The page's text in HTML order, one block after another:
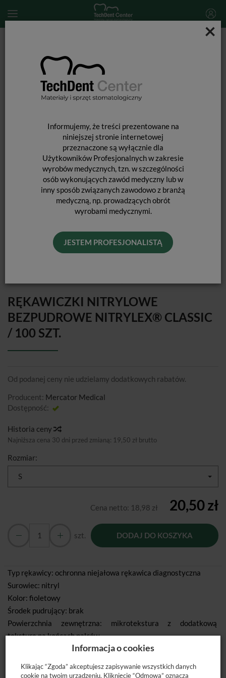
×
Informujemy, że treści prezentowane na
niniejszej stronie internetowej
przeznaczone są wyłącznie dla
Użytkowników Profesjonalnych w zakresie
wyrobów medycznych, tzn. w szczególności
osób wykonujących zawód medyczny lub w
inny sposób związanych zawodowo z branżą
medyczną, np. prowadzących obrót
wyrobami medycznymi.
JESTEM PROFESJONALISTĄ
RĘKAWICZKI NITRYLOWE
BEZPUDROWE NITRYLEX® CLASSIC
/ 100 SZT.
Od podanej ceny nie udzielamy dodatkowych rabatów.
Producent: Mercator Medical
Dostępność:
Historia ceny
Najniższa cena 30 dni przed zmianą: 19,50 zł brutto
Rozmiar:
S
Cena netto: 18,98 zł 20,50 zł
szt. DODAJ DO KOSZYKA
Typ rękawicy: ochronna niejałowa rękawica diagnostyczna
Surowiec: nitryl
Kolor: fioletowy
Środek pudrujący: brak
Powierzchnia zewnętrzna: mikrotekstura z dodatkową
teksturą na końcach palców
indywidualnej kat. III
Informacja o cookies
Klikając “Zgoda” akceptujesz zapisywanie wszystkich danych
cookie na twoim urządzeniu. Kliknięcie “Odmowa” oznacza